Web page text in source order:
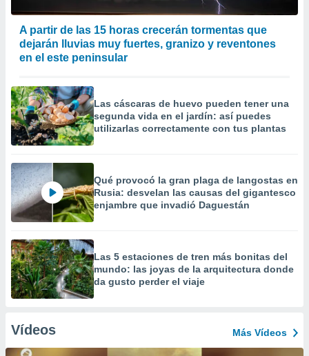
A partir de las 15 horas crecerán tormentas que
dejarán lluvias muy fuertes, granizo y reventones
en el este peninsular
Las cáscaras de huevo pueden tener una
segunda vida en el jardín: así puedes
utilizarlas correctamente con tus plantas
Qué provocó la gran plaga de langostas en
Rusia: desvelan las causas del gigantesco
enjambre que invadió Daguestán
Las 5 estaciones de tren más bonitas del
mundo: las joyas de la arquitectura donde
da gusto perder el viaje
Vídeos Más Vídeos